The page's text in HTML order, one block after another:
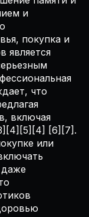
и
покупка и
является
что
включая
[6][7].
или